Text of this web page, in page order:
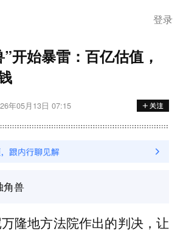
登录
开始暴雷：百亿估值，
年05月13日 07:15
角兽
隆地方法院作出的判决，让